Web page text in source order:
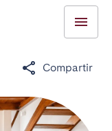
Compartir